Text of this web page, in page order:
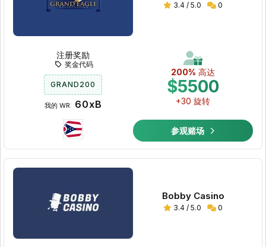
3.4 / 5.0 0
200% 高达
$5500
+30 旋转
注册奖励
奖金代码
GRAND200
我的 WR: 60xB
参观赌场
Bobby Casino
3.4 / 5.0 0